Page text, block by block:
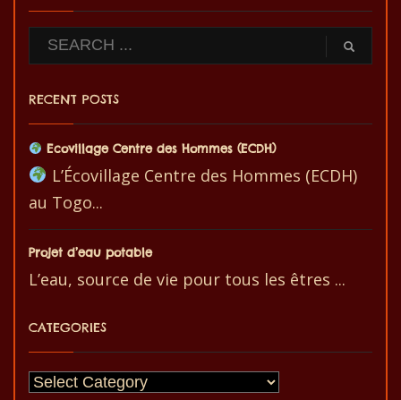
RECENT POSTS
Ecovillage Centre des Hommes (ECDH)
L’Écovillage Centre des Hommes (ECDH)
au Togo...
Projet d’eau potable
L’eau, source de vie pour tous les êtres ...
CATEGORIES